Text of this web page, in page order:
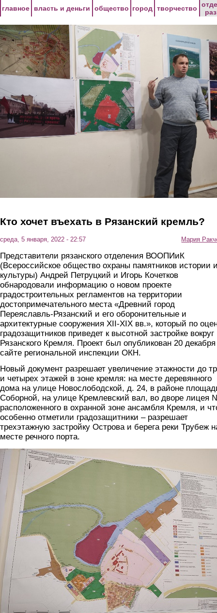
главное власть и деньги общество город творчество
Кто хочет въехать в Рязанский кремль?
среда, 5 января, 2022 - 22:57 Мария
Представители рязанского отделения ВООПИиК
(Всероссийское общество охраны памятников истории
культуры) Андрей Петруцкий и Игорь Кочетков
обнародовали информацию о новом проекте
градостроительных регламентов на территории
достопримечательного места «Древний город
Переяславль-Рязанский и его оборонительные и
архитектурные сооружения XII-XIX вв.», который по
градозащитников приведет к высотной застройке вокруг
Рязанского Кремля. Проект был опубликован 20
сайте региональной инспекции ОКН.
Новый документ разрешает увеличение этажности до
и четырех этажей в зоне кремля: на месте деревянного
дома на улице Новослободской, д. 24, в районе
Соборной, на улице Кремлевский вал, во дворе лицея
расположенного в охранной зоне ансамбля Кремля, и
особенно отметили градозащитники – разрешает
трехэтажную застройку Острова и берега реки Трубеж
месте речного порта.
proekt2021.jpg